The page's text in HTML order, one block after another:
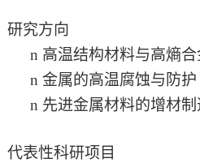
研究方向
n 高温结构材料与高熵合
n 金属的高温腐蚀与防护
n 先进金属材料的增材制
代表性科研项目